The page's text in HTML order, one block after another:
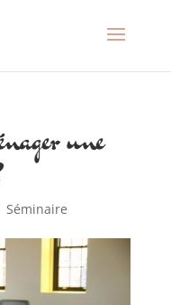
une
Séminaire